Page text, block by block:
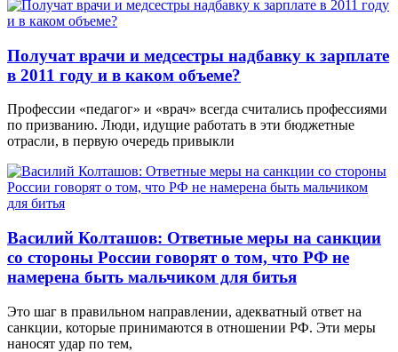
Получат врачи и медсестры надбавку к зарплате
в 2011 году и в каком объеме?
Профессии «педагог» и «врач» всегда считались профессиями
по призванию. Люди, идущие работать в эти бюджетные
отрасли, в первую очередь привыкли
Василий Колташов: Ответные меры на санкции
со стороны России говорят о том, что РФ не
намерена быть мальчиком для битья
Это шаг в правильном направлении, адекватный ответ на
санкции, которые принимаются в отношении РФ. Эти меры
наносят удар по тем,